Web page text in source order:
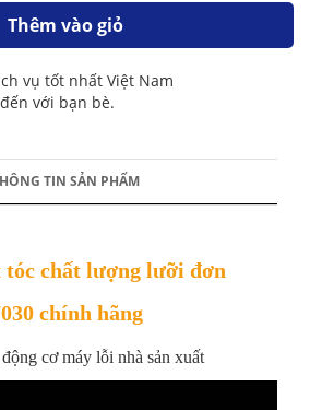
Thêm vào giỏ
vụ tốt nhất Việt Nam
với bạn bè.
TIN SẢN PHẨM
tóc chất lượng lưỡi đơn
chính hãng
cơ máy lỗi nhà sản xuất